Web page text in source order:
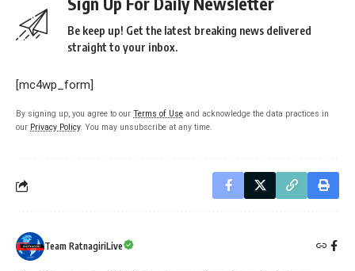
Be keep up! Get the latest breaking news delivered
straight to your inbox.
[mc4wp_form]
By signing up, you agree to our Terms of Use and acknowledge the data practices in
our Privacy Policy. You may unsubscribe at any time.
Team RatnagiriLive